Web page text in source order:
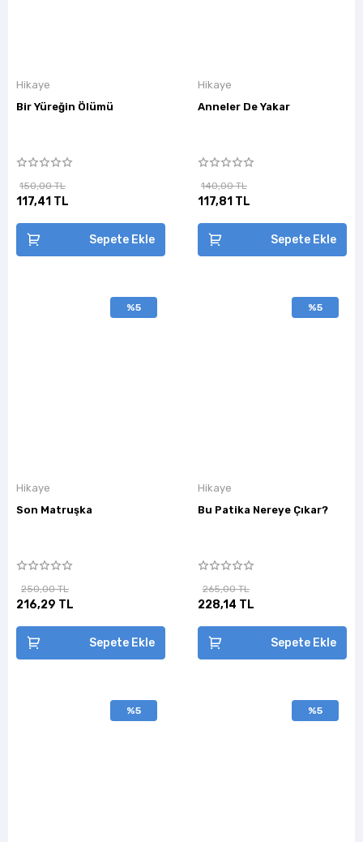
Hikaye
Bir Yüreğin Ölümü
150,00 TL
117,41 TL
Sepete Ekle
Hikaye
Anneler De Yakar
140,00 TL
117,81 TL
Sepete Ekle
%5
Hikaye
Son Matruşka
250,00 TL
216,29 TL
Sepete Ekle
%5
Hikaye
Bu Patika Nereye Çıkar?
265,00 TL
228,14 TL
Sepete Ekle
%5 %5